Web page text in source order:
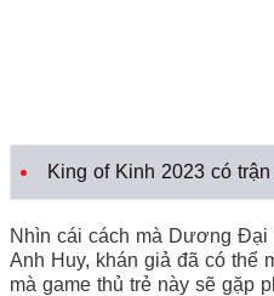
King of Kinh 2023 có
Nhìn cái cách mà Dương
Anh Huy, khán giả đã có thể
mà game thủ trẻ này sẽ gặp